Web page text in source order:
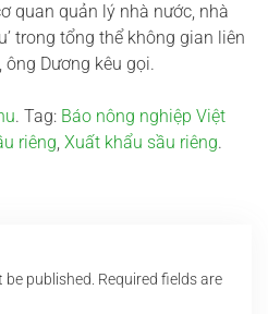
quan quản lý nhà nước, nhà
trong tổng thể không gian liên
ông Dương kêu gọi.
. Tag: Báo nông nghiệp Việt
riêng, Xuất khẩu sầu riêng.
be published. Required fields are